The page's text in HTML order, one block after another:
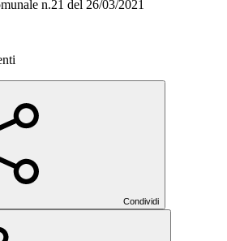
n.21 del 26/03/2021
Condividi